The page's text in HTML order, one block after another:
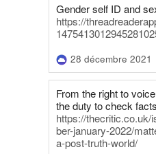
Gender self ID and
https://
28 décembre 2021
From the right to
the duty to check
https://thecritic.co.uk/
ber-january-2022/
a-post-truth-world/